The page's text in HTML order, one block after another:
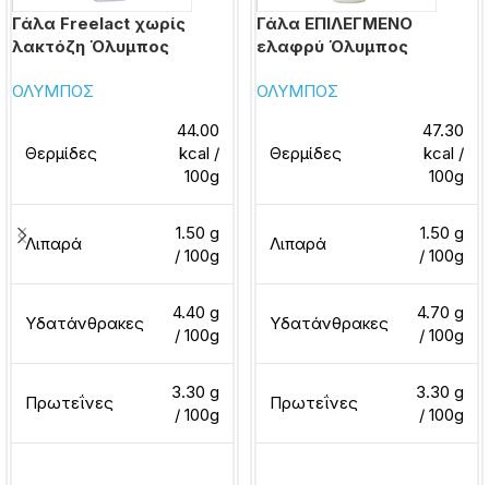
Γάλα Freelact χωρίς
λακτόζη Όλυμπος
ΟΛΥΜΠΟΣ
Θερμίδες
44.00
kcal /
100g
Λιπαρά
1.50 g
/ 100g
Υδατάνθρακες
4.40 g
/ 100g
Πρωτεΐνες
3.30 g
/ 100g
Γάλα ΕΠΙΛΕΓΜΕΝΟ
ελαφρύ Όλυμπος
ΟΛΥΜΠΟΣ
Θερμίδες
47.30
kcal /
100g
Λιπαρά
1.50 g
/ 100g
Υδατάνθρακες
4.70 g
/ 100g
Πρωτεΐνες
3.30 g
/ 100g